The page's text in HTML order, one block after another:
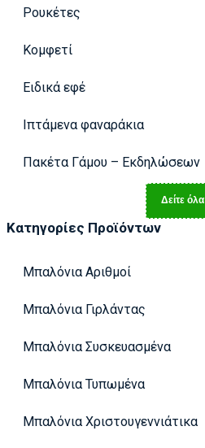
Ρουκέτες
Κομφετί
Ειδικά εφέ
Ιπτάμενα φαναράκια
Πακέτα Γάμου – Εκδηλώσεων
Δείτε όλα
Κατηγορίες Προϊόντων
Μπαλόνια Αριθμοί
Μπαλόνια Γιρλάντας
Μπαλόνια Συσκευασμένα
Μπαλόνια Τυπωμένα
Μπαλόνια Χριστουγεννιάτικα